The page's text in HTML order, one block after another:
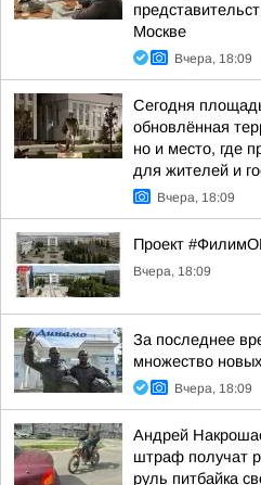
Москве
Вчера, 18:09
Сегодня
обновлённая
но и место, где
для жителей и
Вчера, 18:09
Проект
Вчера, 18:09
За последнее
множество
Вчера, 18:09
Андрей
штраф получат
руль питбайка